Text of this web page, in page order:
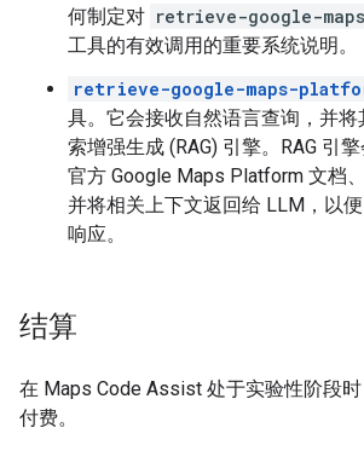
何制定对 retrieve-google-
工具的有效调用的重要系统说明。
retrieve-google-maps-
具。它会接收自然语言查询，并
索增强生成 (RAG) 引擎。RAG 引
官方 Google Maps Platform 文档
并将相关上下文返回给 LLM，以
响应。
结算
在 Maps Code Assist 处于实验性阶段
付费。